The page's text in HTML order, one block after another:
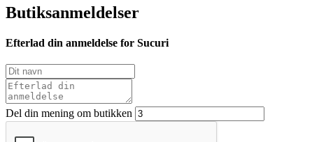
Butiksanmeldelser
Efterlad din anmeldelse for Sucuri
Del din mening om butikken